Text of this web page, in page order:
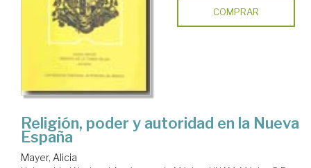
COMPRAR
Religión, poder y autoridad en la Nueva
España
Mayer, Alicia